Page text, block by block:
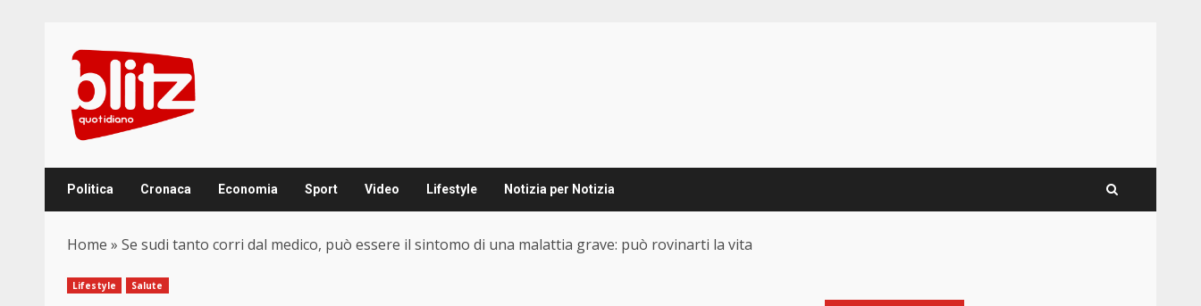
content
Politica Cronaca Economia Sport Video Lifestyle Notizia per Notizia
Home » Se sudi tanto corri dal medico, può essere il sintomo di una malattia grave: può rovinarti la vita
Lifestyle Salute